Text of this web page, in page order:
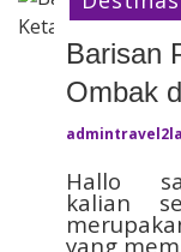
Barisan
Ombak
Hallo
kalian
yang